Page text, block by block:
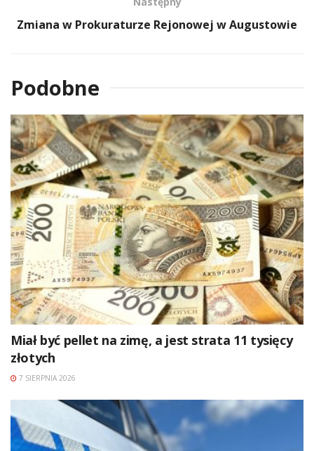
Zmiana w Prokuraturze Rejonowej w Augustowie
Podobne
Miał być pellet na zimę, a jest strata 11 tysięcy
złotych
7 SIERPNIA 2026